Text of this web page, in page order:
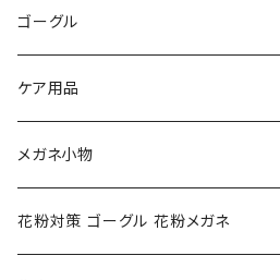
トムフォード TOM FORD
NIKE ナイキ
クロエ chloe
ポリス POLICE
トムフォード TOM FORD
Oakley オークリー
renoma レノマ
RODEN STOCK ローデンストック
ルーペ
ゴーグル
アックス AXE
花粉対策ゴーグル
度つき対応ゴーグル
ケア用品
メガネ小物
花粉対策 ゴーグル 花粉メガネ